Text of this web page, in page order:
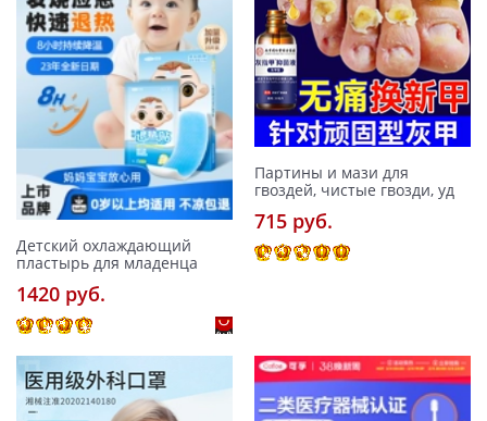
Детский охлаждающий
пластырь для младенца
1420 pуб.
Партины и мази для
гвоздей, чистые гвозди, уд
715 pуб.